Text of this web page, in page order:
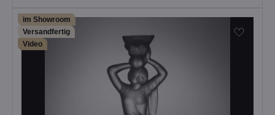
im Showroom
Versandfertig
Video